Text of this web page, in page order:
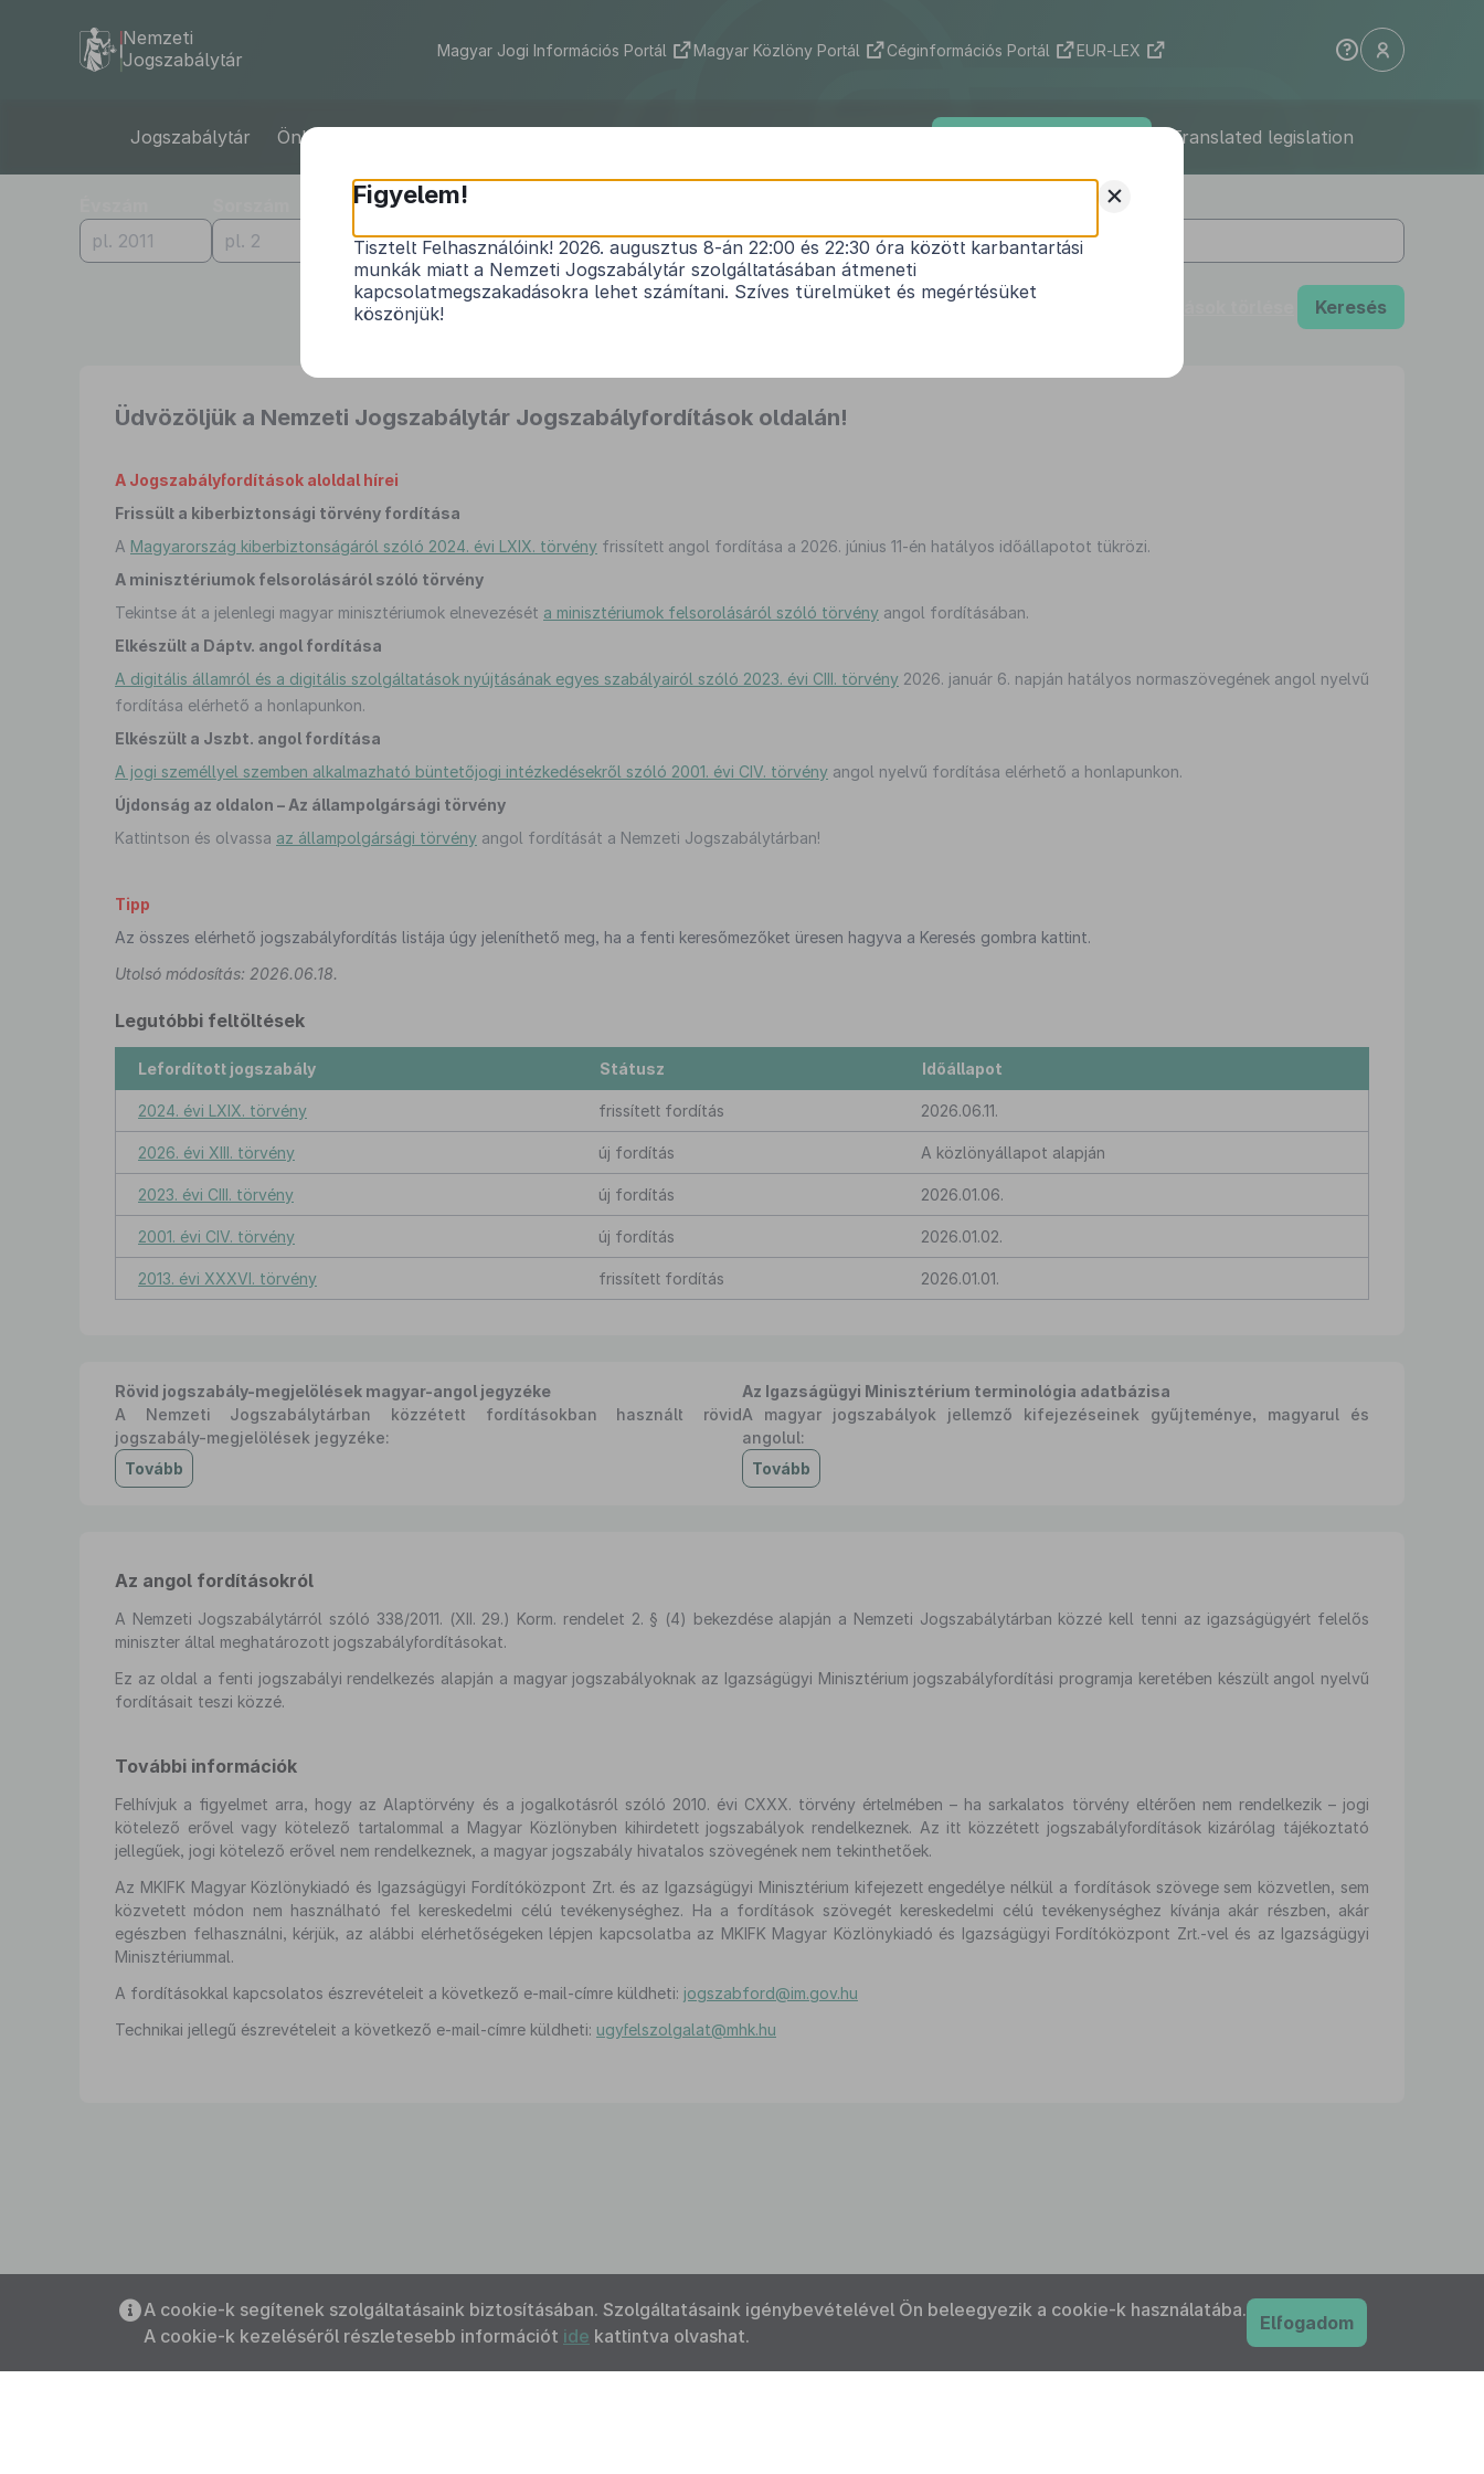
Nemzeti
Jogszabálytár
Magyar Jogi Információs Portál Magyar Közlöny Portál Céginformációs Portál EUR-LEX
Jogszabályfordítások
Jogszabálytár Önkormányzati rendeletek Translated legislation
Típus
Minden típus
Keresés
Üdvözöljük a Nemzeti Jogszabálytár Jogszabályfordítások oldalán!
A Jogszabályfordítások aloldal hírei
Frissült a kiberbiztonsági törvény fordítása
A Magyarország kiberbiztonságáról szóló 2024. évi LXIX. törvény frissített angol fordítása a 2026. június 11-én hatályos időállapotot tükrözi.
A minisztériumok felsorolásáról szóló törvény
Tekintse át a jelenlegi magyar minisztériumok elnevezését a minisztériumok felsorolásáról szóló törvény angol fordításában.
Elkészült a Dáptv. angol fordítása
A digitális államról és a digitális szolgáltatások nyújtásának egyes szabályairól szóló 2023. évi CIII. törvény 2026. január 6. napján hatályos normaszövegének angol nyelvű
fordítása elérhető a honlapunkon.
Elkészült a Jszbt. angol fordítása
A jogi személlyel szemben alkalmazható büntetőjogi intézkedésekről szóló 2001. évi CIV. törvény angol nyelvű fordítása elérhető a honlapunkon.
Újdonság az oldalon – Az állampolgársági törvény
Kattintson és olvassa az állampolgársági törvény angol fordítását a Nemzeti Jogszabálytárban!
Tipp
Az összes elérhető jogszabályfordítás listája úgy jeleníthető meg, ha a fenti keresőmezőket üresen hagyva a Keresés gombra kattint.
Utolsó módosítás: 2026.06.18.
Legutóbbi feltöltések
Lefordított jogszabály Státusz Időállapot
2024. évi LXIX. törvény frissített fordítás 2026.06.11.
2026. évi XIII. törvény új fordítás A közlönyállapot alapján
2023. évi CIII. törvény új fordítás 2026.01.06.
2001. évi CIV. törvény új fordítás 2026.01.02.
2013. évi XXXVI. törvény frissített fordítás 2026.01.01.
Rövid jogszabály-megjelölések magyar-angol jegyzéke
A Nemzeti Jogszabálytárban közzétett fordításokban használt rövid
jogszabály-megjelölések jegyzéke:
Tovább
Az Igazságügyi Minisztérium terminológia adatbázisa
A magyar jogszabályok jellemző kifejezéseinek gyűjteménye, magyarul és
angolul:
Tovább
Az angol fordításokról
A Nemzeti Jogszabálytárról szóló 338/2011. (XII. 29.) Korm. rendelet 2. § (4) bekezdése alapján a Nemzeti Jogszabálytárban közzé kell tenni az igazságügyért felelős
miniszter által meghatározott jogszabályfordításokat.
Ez az oldal a fenti jogszabályi rendelkezés alapján a magyar jogszabályoknak az Igazságügyi Minisztérium jogszabályfordítási programja keretében készült angol nyelvű
fordításait teszi közzé.
További információk
Felhívjuk a figyelmet arra, hogy az Alaptörvény és a jogalkotásról szóló 2010. évi CXXX. törvény értelmében – ha sarkalatos törvény eltérően nem rendelkezik – jogi
kötelező erővel vagy kötelező tartalommal a Magyar Közlönyben kihirdetett jogszabályok rendelkeznek. Az itt közzétett jogszabályfordítások kizárólag tájékoztató
jellegűek, jogi kötelező erővel nem rendelkeznek, a magyar jogszabály hivatalos szövegének nem tekinthetőek.
Az MKIFK Magyar Közlönykiadó és Igazságügyi Fordítóközpont Zrt. és az Igazságügyi Minisztérium kifejezett engedélye nélkül a fordítások szövege sem közvetlen, sem
közvetett módon nem használható fel kereskedelmi célú tevékenységhez. Ha a fordítások szövegét kereskedelmi célú tevékenységhez kívánja akár részben, akár
egészben felhasználni, kérjük, az alábbi elérhetőségeken lépjen kapcsolatba az MKIFK Magyar Közlönykiadó és Igazságügyi Fordítóközpont Zrt.-vel és az Igazságügyi
Minisztériummal.
A fordításokkal kapcsolatos észrevételeit a következő e-mail-címre küldheti: jogszabford@im.gov.hu
Technikai jellegű észrevételeit a következő e-mail-címre küldheti: ugyfelszolgalat@mhk.hu
A cookie-k segítenek szolgáltatásaink biztosításában. Szolgáltatásaink igénybevételével Ön beleegyezik a cookie-k használatába.
A cookie-k kezeléséről részletesebb információt ide kattintva olvashat.
Elfogadom
+
Figyelem!
Tisztelt Felhasználóink! 2026. augusztus 8-án 22:00 és 22:30 óra között karbantartási
munkák miatt a Nemzeti Jogszabálytár szolgáltatásában átmeneti
kapcsolatmegszakadásokra lehet számítani. Szíves türelmüket és megértésüket
köszönjük!